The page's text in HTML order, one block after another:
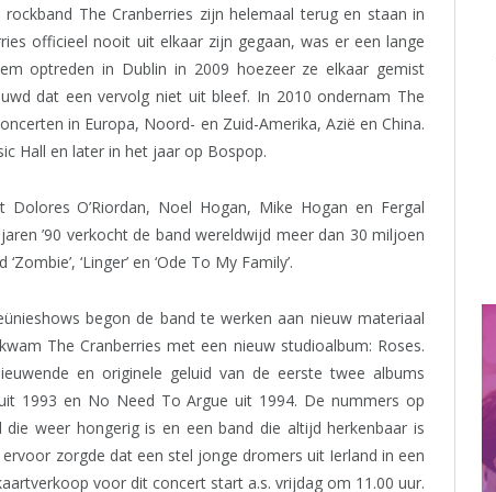
The Cranberries zijn helemaal terug en staan in
officieel nooit uit elkaar zijn gegaan, was er een lange
optreden in Dublin in 2009 hoezeer ze elkaar gemist
dat een vervolg niet uit bleef. In 2010 ondernam The
in Europa, Noord- en Zuid-Amerika, Azië en China.
Hall en later in het jaar op Bospop.
O’Riordan, Noel Hogan, Mike Hogan en Fergal
’90 verkocht de band wereldwijd meer dan 30 miljoen
‘Linger’ en ‘Ode To My Family’.
begon de band te werken aan nieuw materiaal
The Cranberries met een nieuw studioalbum: Roses.
en originele geluid van de eerste twee albums
1993 en No Need To Argue uit 1994. De nummers op
weer hongerig is en een band die altijd herkenbaar is
zorgde dat een stel jonge dromers uit Ierland in een
voor dit concert start a.s. vrijdag om 11.00 uur.